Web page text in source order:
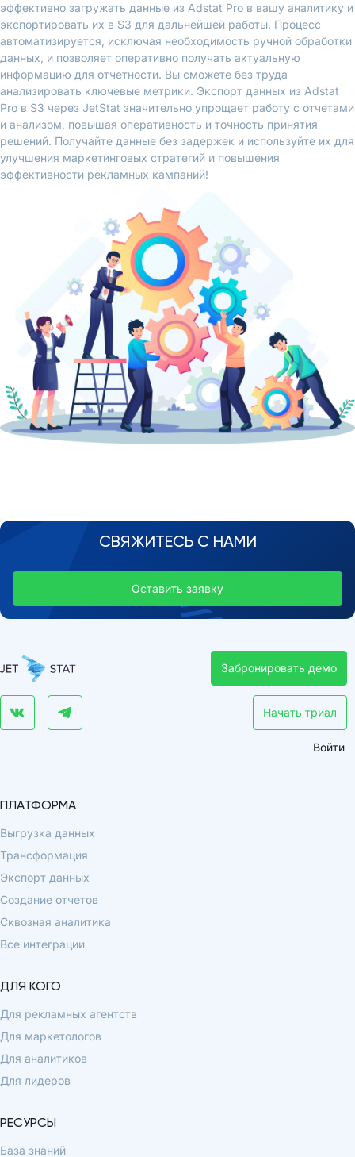
эффективно загружать данные из Adstat Pro в вашу аналитику и
экспортировать их в S3 для дальнейшей работы. Процесс
автоматизируется, исключая необходимость ручной обработки
данных, и позволяет оперативно получать актуальную
информацию для отчетности. Вы сможете без труда
анализировать ключевые метрики. Экспорт данных из Adstat
Pro в S3 через JetStat значительно упрощает работу с отчетами
и анализом, повышая оперативность и точность принятия
решений. Получайте данные без задержек и используйте их для
улучшения маркетинговых стратегий и повышения
эффективности рекламных кампаний!
СВЯЖИТЕСЬ С НАМИ
Оставить заявку
Забронировать демо
Начать триал
Войти
ПЛАТФОРМА
Выгрузка данных
Трансформация
Экспорт данных
Создание отчетов
Сквозная аналитика
Все интеграции
ДЛЯ КОГО
Для рекламных агентств
Для маркетологов
Для аналитиков
Для лидеров
РЕСУРСЫ
База знаний